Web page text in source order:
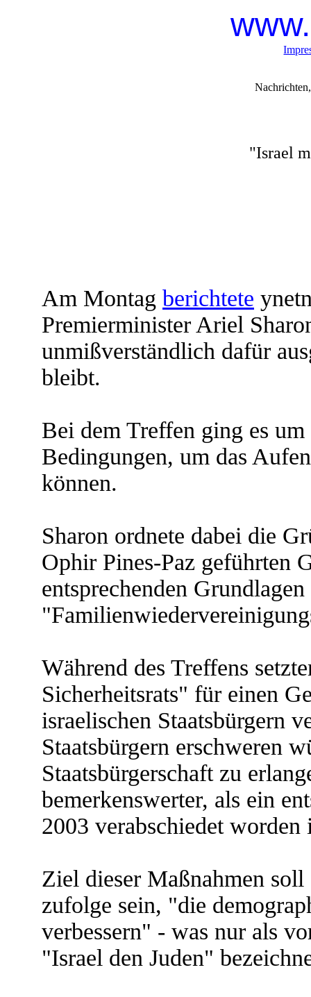
"Israel
Am Montag berichtete
Premierminister Ariel
unmißverständlich dafür
bleibt.
Bei dem Treffen ging es
Bedingungen, um das
können.
Sharon ordnete dabei die
Ophir Pines-Paz geführten
entsprechenden
Während des Treffens
Sicherheitsrats" für einen
israelischen Staatsbürgern
Staatsbürgern erschweren
Staatsbürgerschaft zu
bemerkenswerter, als ein
2003 verabschiedet worden
Ziel dieser Maßnahmen
zufolge sein, "die
verbessern" - was nur als
"Israel den Juden"